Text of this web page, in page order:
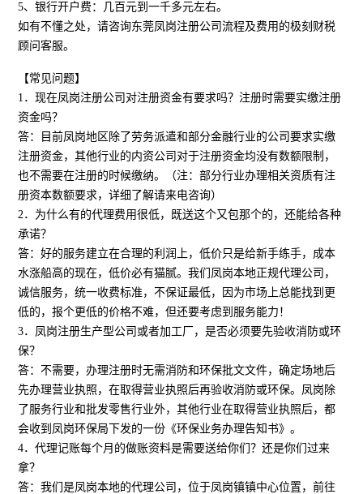
5、银行开户费：几百元到一千多元左右。
如有不懂之处，请咨询东莞凤岗注册公司流程及费用的极刻财税
顾问客服。
【常见问题】
1．现在凤岗注册公司对注册资金有要求吗？注册时需要实缴注册
资金吗？
答：目前凤岗地区除了劳务派遣和部分金融行业的公司要求实缴
注册资金，其他行业的内资公司对于注册资金均没有数额限制，
也不需要在注册的时候缴纳。（注：部分行业办理相关资质有注
册资本数额要求，详细了解请来电咨询）
2．为什么有的代理费用很低，既送这个又包那个的，还能给各种
承诺？
答：好的服务建立在合理的利润上，低价只是给新手练手，成本
水涨船高的现在，低价必有猫腻。我们凤岗本地正规代理公司，
诚信服务，统一收费标准，不保证最低，因为市场上总能找到更
低的，报个更低的价格不难，但还要考虑到服务能力！
3．凤岗注册生产型公司或者加工厂，是否必须要先验收消防或环
保？
答：不需要，办理注册时无需消防和环保批文文件，确定场地后
先办理营业执照，在取得营业执照后再验收消防或环保。凤岗除
了服务行业和批发零售行业外，其他行业在取得营业执照后，都
会收到凤岗环保局下发的一份《环保业务办理告知书》。
4．代理记账每个月的做账资料是需要送给你们？还是你们过来
拿？
答：我们是凤岗本地的代理公司，位于凤岗镇镇中心位置，前往